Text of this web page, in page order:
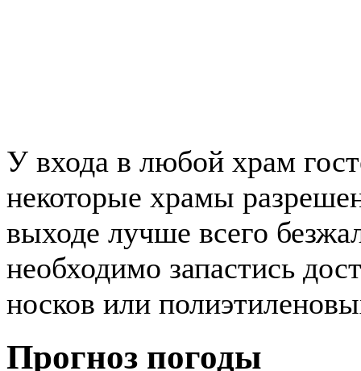
У входа в любой храм
некоторые храмы
выходе лучше всего
необходимо запастись
носков или
Прогноз погоды